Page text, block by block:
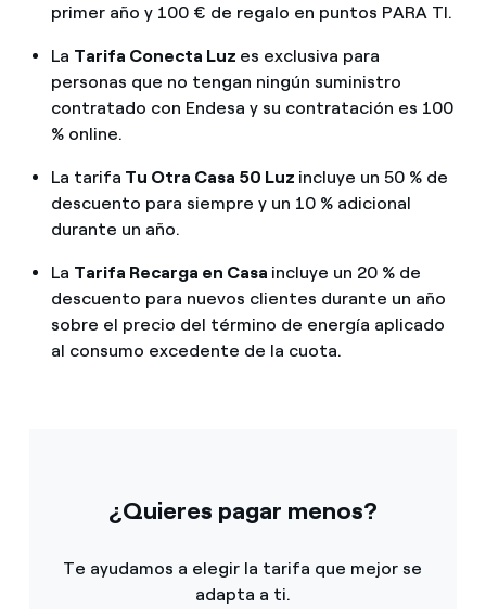
primer año y 100 € de regalo en puntos PARA TI.
La Tarifa Conecta Luz es exclusiva para
personas que no tengan ningún suministro
contratado con Endesa y su contratación es 100
% online.
La tarifa Tu Otra Casa 50 Luz incluye un 50 % de
descuento para siempre y un 10 % adicional
durante un año.
La Tarifa Recarga en Casa incluye un 20 % de
descuento para nuevos clientes durante un año
sobre el precio del término de energía aplicado
al consumo excedente de la cuota.
¿Quieres pagar menos?
Te ayudamos a elegir la tarifa que mejor se
adapta a ti.